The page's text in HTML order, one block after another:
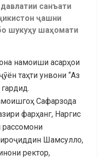
санъати
ҷашни
шукуҳу шаҳомати
намоиши асарҳои
таҳти унвони “Аз
Сафарзода
фарҳанг, Наргис
Шамсулло,
ректор,